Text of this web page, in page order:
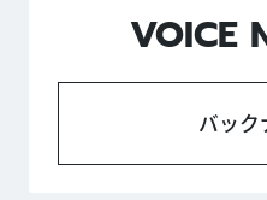
VOICE
バック